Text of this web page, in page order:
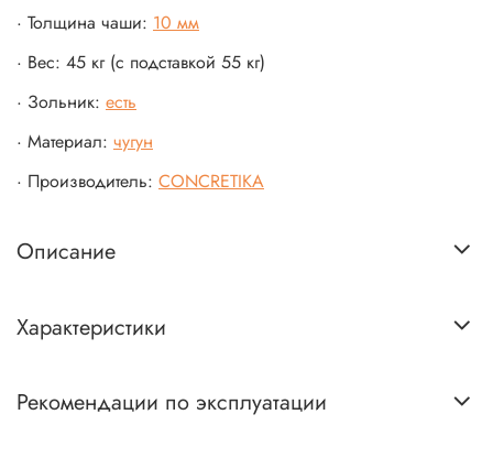
· Толщина чаши: 10 мм
· Вес: 45 кг (с подставкой 55 кг)
· Зольник: есть
· Материал: чугун
· Производитель: CONCRETIKA
Описание
Характеристики
Рекомендации по эксплуатации